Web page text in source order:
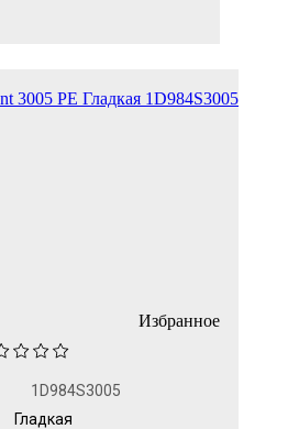
3005 PE Гладкая 1D984S3005
Избранное
1D984S3005
Гладкая